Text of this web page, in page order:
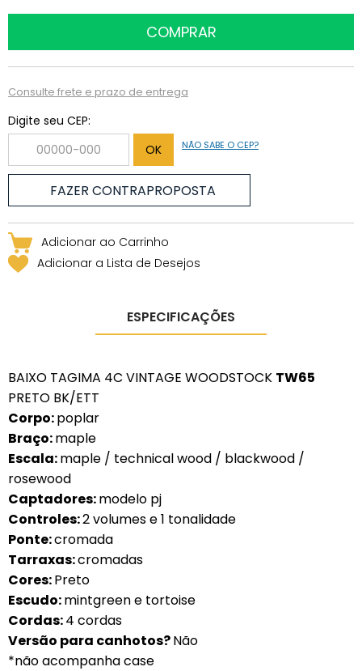
Consulte frete e prazo de entrega
Digite seu CEP:
NÃO SABE O CEP?
Adicionar a Lista de Desejos
ESPECIFICAÇÕES
BAIXO TAGIMA 4C VINTAGE WOODSTOCK TW65
PRETO BK/ETT
Corpo:poplar
Braço:maple
Escala:maple / technical wood / blackwood /
rosewood
Captadores:modelo pj
Controles:2 volumes e 1 tonalidade
Ponte:cromada
Tarraxas:cromadas
Cores:Preto
Escudo:mintgreen e tortoise
Cordas:4 cordas
Versão para canhotos?Não
*não acompanha case